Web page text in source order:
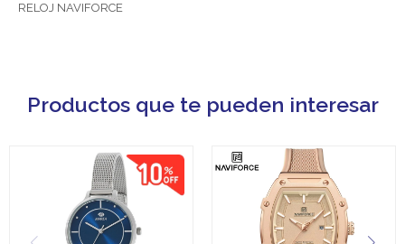
RELOJ NAVIFORCE
Productos que te pueden interesar